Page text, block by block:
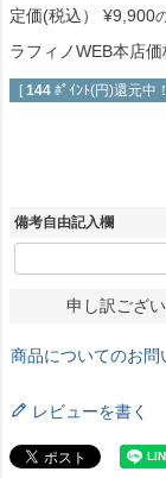
定価(税込） ¥9,900
ラフィノWEB本店価
[ 144 ﾎﾟｲﾝﾄ(円)還元中
備考自由記入欄
申し訳ござ
商品についてのお問
レビューを書く